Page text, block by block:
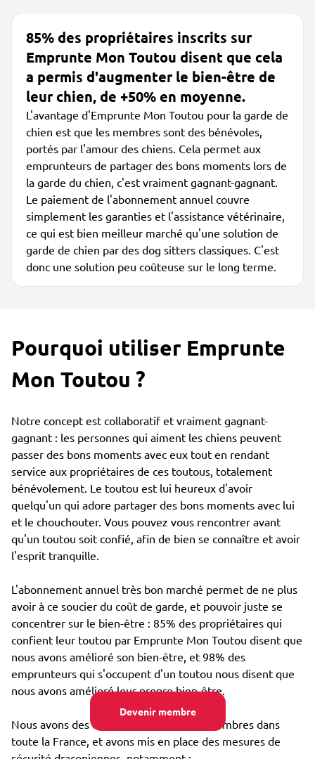
Devenir membre
85% des propriétaires inscrits sur
Emprunte Mon Toutou disent que cela
a permis d'augmenter le bien-être de
leur chien, de +50% en moyenne.
L'avantage d'Emprunte Mon Toutou pour la garde de
chien est que les membres sont des bénévoles,
portés par l'amour des chiens. Cela permet aux
emprunteurs de partager des bons moments lors de
la garde du chien, c'est vraiment gagnant-gagnant.
Le paiement de l'abonnement annuel couvre
simplement les garanties et l'assistance vétérinaire,
ce qui est bien meilleur marché qu'une solution de
garde de chien par des dog sitters classiques. C'est
donc une solution peu coûteuse sur le long terme.
Pourquoi utiliser Emprunte
Mon Toutou ?
Notre concept est collaboratif et vraiment gagnant-
gagnant : les personnes qui aiment les chiens peuvent
passer des bons moments avec eux tout en rendant
service aux propriétaires de ces toutous, totalement
bénévolement. Le toutou est lui heureux d'avoir
quelqu'un qui adore partager des bons moments avec lui
et le chouchouter. Vous pouvez vous rencontrer avant
qu'un toutou soit confié, afin de bien se connaître et avoir
l'esprit tranquille.
L'abonnement annuel très bon marché permet de ne plus
avoir à ce soucier du coût de garde, et pouvoir juste se
concentrer sur le bien-être : 85% des propriétaires qui
confient leur toutou par Emprunte Mon Toutou disent que
nous avons amélioré son bien-être, et 98% des
emprunteurs qui s'occupent d'un toutou nous disent que
nous avons amélioré leur propre bien-être.
Nous avons des dizaines de milliers de membres dans
toute la France, et avons mis en place des mesures de